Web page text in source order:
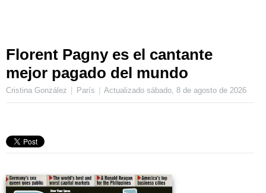
Florent Pagny es el cantante
mejor pagado del mundo
Cristina González París Actualizadosábado, 8 de agosto de 2026